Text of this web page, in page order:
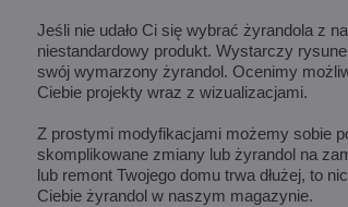
Jeśli nie udało Ci się wybrać żyrandola z
niestandardowy produkt. Wystarczy
swój wymarzony żyrandol. Ocenimy
Ciebie projekty wraz z wizualizacjami.
Z prostymi modyfikacjami możemy sobie
skomplikowane zmiany lub żyrandol na
lub remont Twojego domu trwa dłużej, to
Ciebie żyrandol w naszym magazynie.